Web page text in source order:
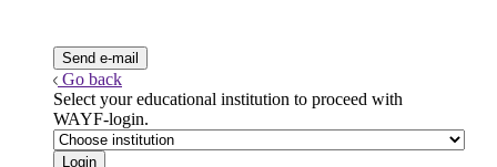
Go back
Select your educational institution to proceed with
WAYF-login.